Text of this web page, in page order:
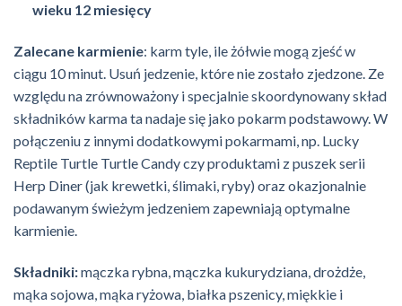
wieku 12 miesięcy
Zalecane karmienie: karm tyle, ile żółwie mogą zjeść w
ciągu 10 minut. Usuń jedzenie, które nie zostało zjedzone. Ze
względu na zrównoważony i specjalnie skoordynowany skład
składników karma ta nadaje się jako pokarm podstawowy. W
połączeniu z innymi dodatkowymi pokarmami, np. Lucky
Reptile Turtle Turtle Candy czy produktami z puszek serii
Herp Diner (jak krewetki, ślimaki, ryby) oraz okazjonalnie
podawanym świeżym jedzeniem zapewniają optymalne
karmienie.
Składniki:mączka rybna, mączka kukurydziana, drożdże,
mąka sojowa, mąka ryżowa, białka pszenicy, miękkie i